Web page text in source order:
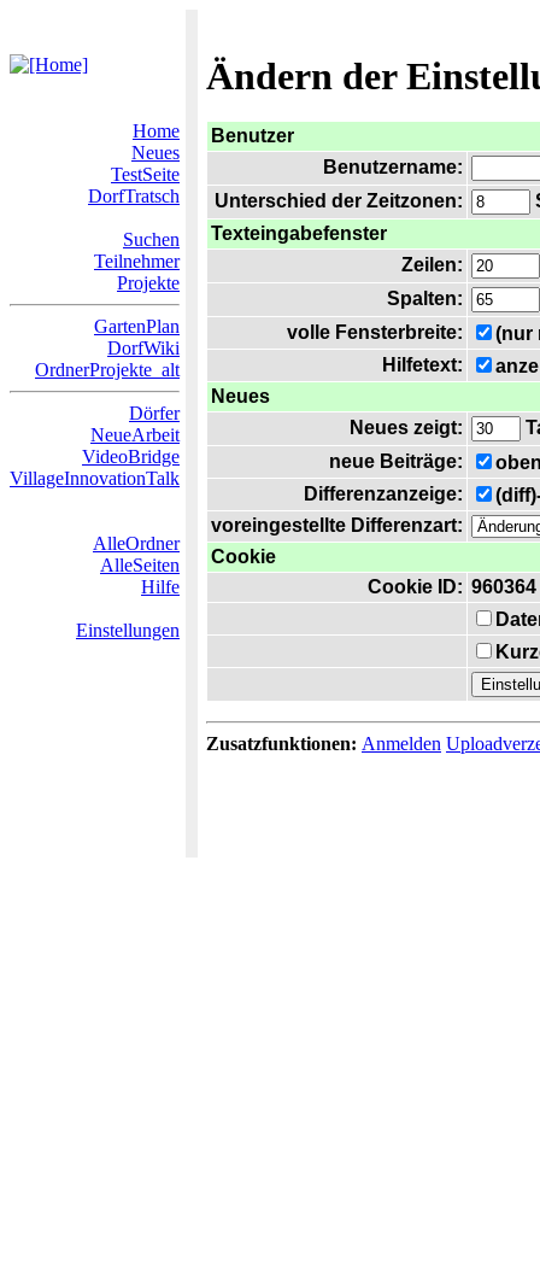
Ändern der
Home
Neues
TestSeite
DorfTratsch
Suchen
Teilnehmer
Projekte
GartenPlan
DorfWiki
OrdnerProjekte_alt
Dörfer
NeueArbeit
VideoBridge
VillageInnovationTalk
AlleOrdner
AlleSeiten
Hilfe
Einstellungen
Benutzer
Benutzername:
Unterschied der Zeitzonen:
Texteingabefenster
Zeilen:
Spalten:
volle Fensterbreite:
(nur
Hilfetext:
Neues
Neues zeigt:
neue Beiträge:
Differenzanzeige:
voreingestellte Differenzart:
Cookie
Cookie ID: 960364
Zusatzfunktionen: Anmelden